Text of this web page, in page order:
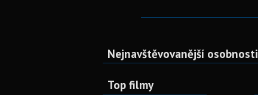
Nejnavštěvovanější osobnosti
Top filmy